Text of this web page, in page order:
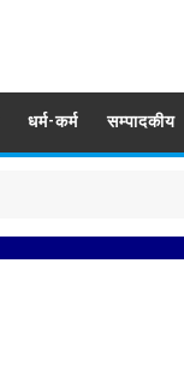
धर्म-कर्म सम्पादकीय